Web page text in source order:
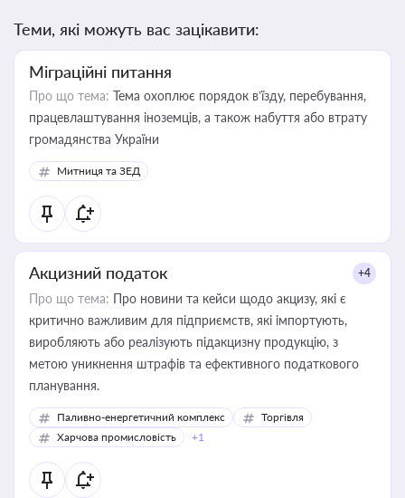
Теми, які можуть вас зацікавити:
Міграційні питання
Про що тема: Тема охоплює порядок в’їзду, перебування,
працевлаштування іноземців, а також набуття або втрату
громадянства України
Митниця та ЗЕД
Акцизний податок +4
Про що тема: Про новини та кейси щодо акцизу, які є
критично важливим для підприємств, які імпортують,
виробляють або реалізують підакцизну продукцію, з
метою уникнення штрафів та ефективного податкового
планування.
Паливно-енергетичний комплекс
Торгівля
Харчова промисловість
+1